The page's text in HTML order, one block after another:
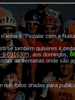
lema é "Pedalar com a
se também quiseres ir
9,091630º), aos domingos,
as semanas onde são
nas fotos tiradas para